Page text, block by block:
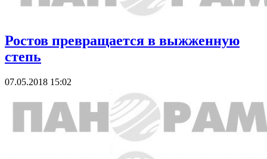
Ростов превращается в выжженную
степь
07.05.2018 15:02